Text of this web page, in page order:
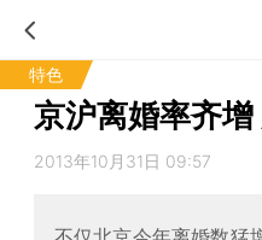
特色
京沪离婚率齐
2013年10月31日 09:57